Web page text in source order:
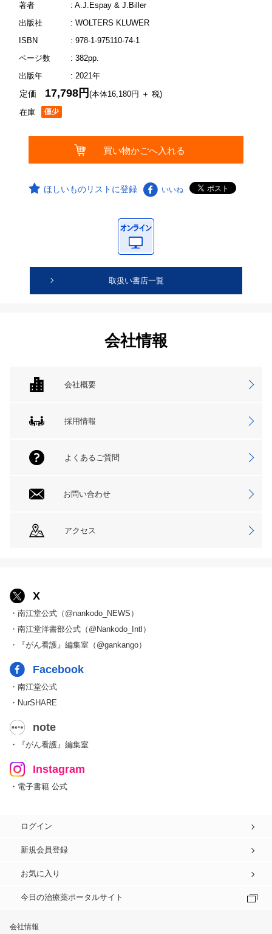
著者
: A.J.Espay & J.Biller
出版社
: WOLTERS KLUWER
ISBN
: 978-1-975110-74-1
ページ数
: 382pp.
出版年
: 2021年
在庫
定価 17,798円(本体16,180円 ＋ 税)
ほしいものリストに登録 いいね
取扱い書店一覧
会社情報
会社概要
採用情報
よくあるご質問
お問い合わせ
アクセス
X
・南江堂公式（@nankodo_NEWS）
・南江堂洋書部公式（@Nankodo_Intl）
・『がん看護』編集室（@gankango）
Facebook
・南江堂公式
・NurSHARE
note
・『がん看護』編集室
Instagram
・電子書籍 公式
ログイン
新規会員登録
お気に入り
今日の治療薬ポータルサイト
会社情報